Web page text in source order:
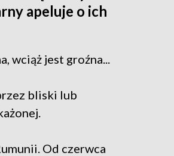
apeluje o ich
jest groźna...
bliski lub
Od czerwca